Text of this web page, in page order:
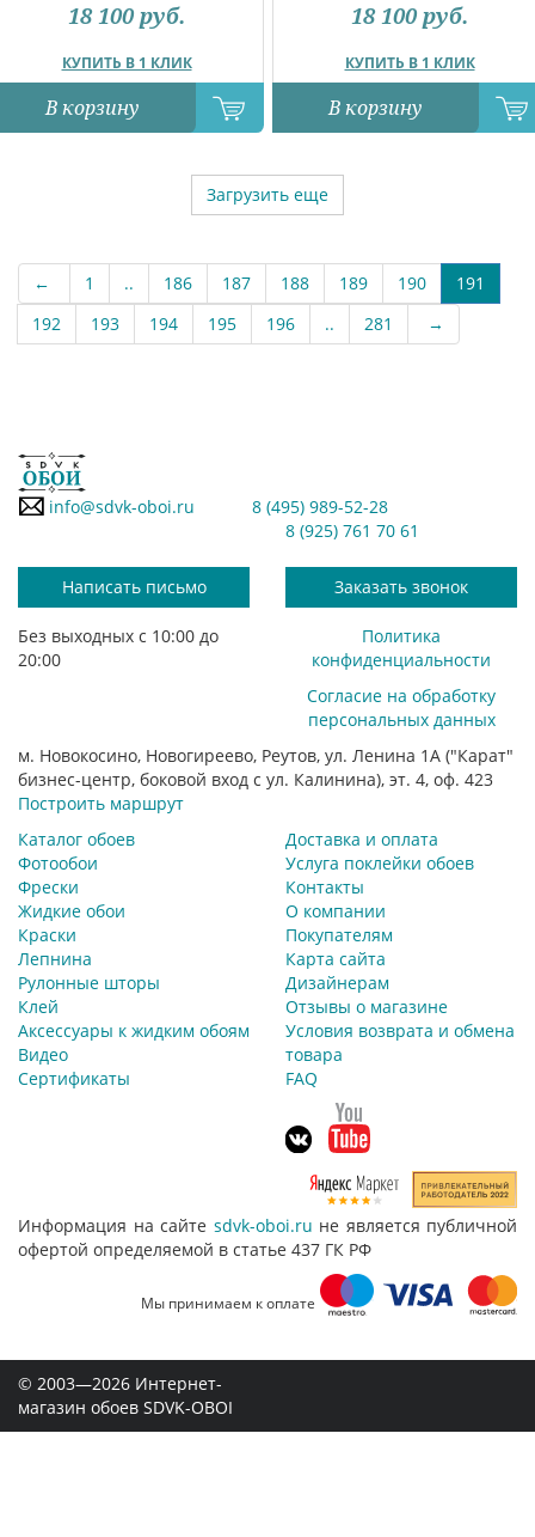
КУПИТЬ В 1 КЛИК
18 100 руб.
В корзину
КУПИТЬ В 1 КЛИК
18 100 руб.
В корзину
Загрузить еще
← 1 .. 186 187 188 189 190
191
192
193 194 195 196 .. 281 →
info@sdvk-oboi.ru
8 (495) 989-52-28
8 (925) 761 70 61
Написать письмо Заказать звонок
Без выходных с 10:00 до
20:00
Политика
конфиденциальности
Согласие на обработку
персональных данных
м. Новокосино, Новогиреево, Реутов, ул. Ленина 1А ("Карат"
бизнес-центр, боковой вход с ул. Калинина), эт. 4, оф. 423
Построить маршрут
Каталог обоев
Фотообои
Фрески
Жидкие обои
Краски
Лепнина
Рулонные шторы
Клей
Аксессуары к жидким обоям
Видео
Сертификаты
Доставка и оплата
Услуга поклейки обоев
Контакты
О компании
Покупателям
Карта сайта
Дизайнерам
Отзывы о магазине
Условия возврата и обмена
товара
FAQ
Информация на сайте sdvk-oboi.ru не является публичной
офертой определяемой в статье 437 ГК РФ
Мы принимаем к оплате
© 2003—2026 Интернет-
магазин обоев SDVK-OBOI